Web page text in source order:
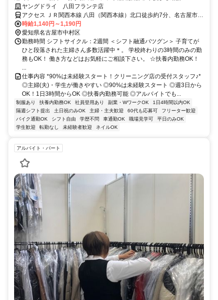
経験歓迎☆【履歴書不要】
ヤングドライ 八田フランテ店
アクセス ＪＲ関西本線 八田（関西本線）北口徒歩約7分、名古屋市営
東山線 八田（名古屋市営）2番口徒歩約7分、名古屋市営東山線 岩塚
1番口徒歩約18分
時給1,140円～1,190円
愛知県名古屋市中村区
勤務時間 シフトサイクル：2週間 ＜シフト融通バツグン＞ 子育てが
ひと段落された主婦さん多数活躍中＊。 学校終わりの3時間のみの勤
務もOK！ 働き方などはお気軽にご相談下さい。 ☆扶養内勤務OK！
...
仕事内容 *90%は未経験スタート！クリーニング店の受付スタッフ♪*
◎主婦(夫)・学生が働きやすい ◎90%は未経験スタート ◎週3日から
OK！1日3時間からOK ◎扶養内勤務可能 ◎アルバイトでも...
制服あり 扶養内勤務OK 社員登用あり 副業・WワークOK
1日4時間以内OK
隔週シフト提出
土日祝のみOK 主婦・主夫歓迎 60代も応募可
フリーター歓迎
バイク通勤OK
シフト自由 学歴不問 車通勤OK 職場見学可
平日のみOK
学生歓迎
転勤なし 未経験者歓迎 ネイルOK
アルバイト・パート